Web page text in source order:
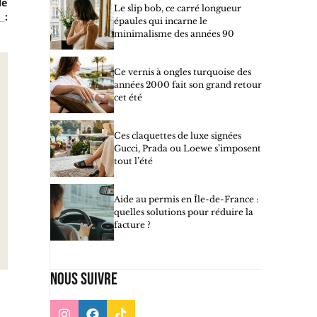
Le slip bob, ce carré longueur
épaules qui incarne le
minimalisme des années 90
Ce vernis à ongles turquoise des
années 2000 fait son grand retour
cet été
Ces claquettes de luxe signées
Gucci, Prada ou Loewe s’imposent
tout l’été
Aide au permis en Île-de-France :
quelles solutions pour réduire la
facture ?
Nous suivre
: